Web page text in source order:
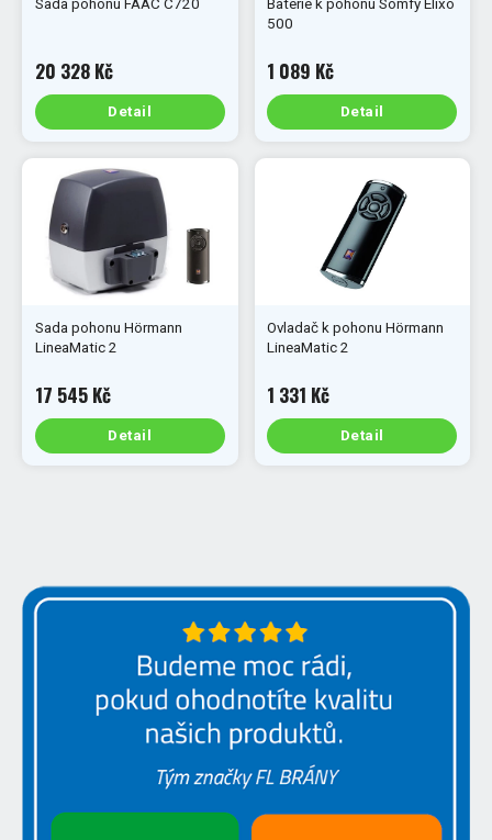
Sada pohonu FAAC C720
20 328 Kč
Detail
Baterie k pohonu Somfy Elixo
500
1 089 Kč
Detail
Sada pohonu Hörmann
LineaMatic 2
17 545 Kč
Detail
Ovladač k pohonu Hörmann
LineaMatic 2
1 331 Kč
Detail